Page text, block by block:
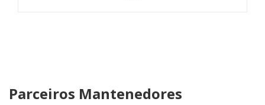
Parceiros Mantenedores